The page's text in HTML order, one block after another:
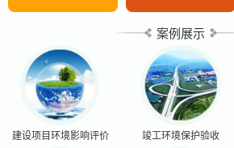
案例展示
建设项目环境影响评价 竣工环境保护验收